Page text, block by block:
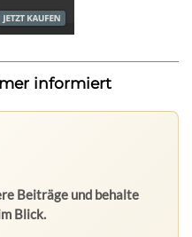
informiert
Beiträge und behalte
Blick.